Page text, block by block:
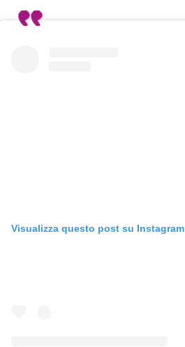
Visualizza questo post su Instagram